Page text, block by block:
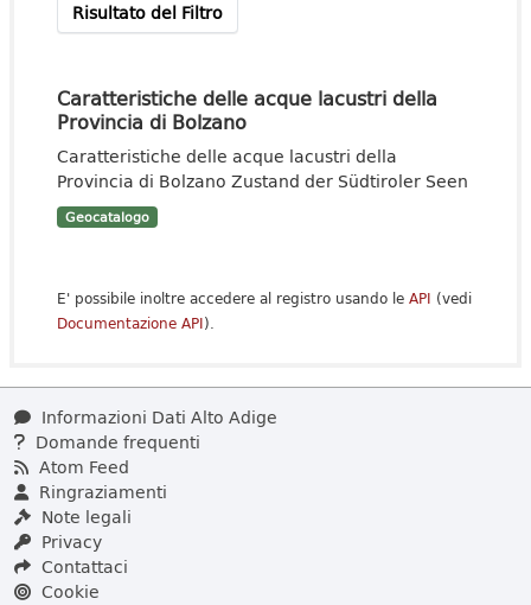
Risultato del Filtro
Caratteristiche delle acque lacustri della
Provincia di Bolzano
Caratteristiche delle acque lacustri della
Provincia di Bolzano Zustand der Südtiroler Seen
Geocatalogo
E' possibile inoltre accedere al registro usando le API (vedi
Documentazione API).
Informazioni Dati Alto Adige
Domande frequenti
Atom Feed
Ringraziamenti
Note legali
Privacy
Contattaci
Cookie